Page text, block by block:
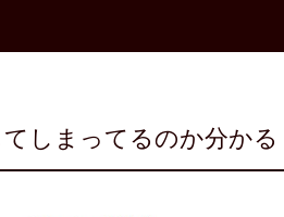
しまってるのか分かる